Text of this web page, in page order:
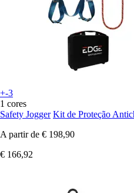
+-3
1 cores
Safety Jogger Kit de Proteção
A partir de € 198,90
€ 166,92